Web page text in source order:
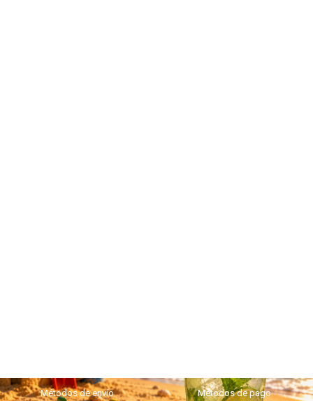
Métodos de envío Métodos de pago